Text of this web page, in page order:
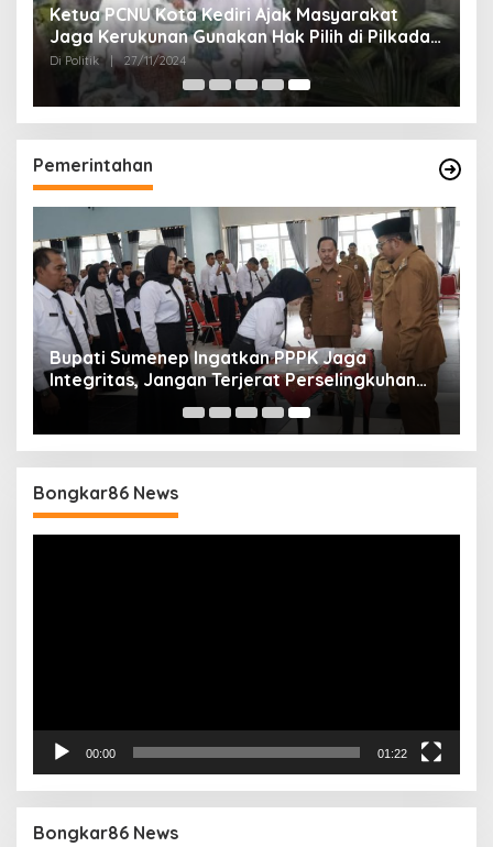
Ketua PCNU Kota Kediri Ajak Masyarakat
Jaga Kerukunan Gunakan Hak Pilih di Pilkada
2024
Di Politik | 27/11/2024
Pemerintahan
Bupati Sumenep Ingatkan PPPK Jaga
Integritas, Jangan Terjerat Perselingkuhan
dan Judi Online
Bongkar86 News
00:00 01:22
Bongkar86 News